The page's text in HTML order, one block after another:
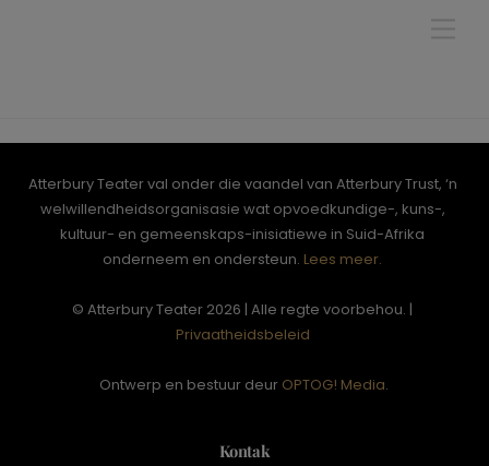
Atterbury Teater val onder die vaandel van Atterbury Trust, ‘n
welwillendheidsorganisasie wat opvoedkundige-, kuns-,
kultuur- en gemeenskaps-inisiatiewe in Suid-Afrika
onderneem en ondersteun. Lees meer.
© Atterbury Teater 2026 | Alle regte voorbehou. |
Privaatheidsbeleid
Ontwerp en bestuur deur OPTOG! Media.
Kontak